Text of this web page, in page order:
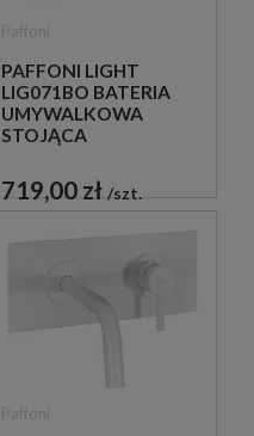
PAFFONI LIGHT
LIG071BO BATERIA
UMYWALKOWA
STOJĄCA
BIAŁA
719,00 zł szt.